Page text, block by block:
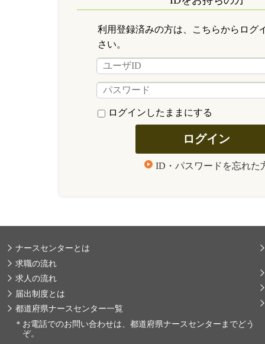
利用登録済みの方は、こちらからログ
さい。
ログインしたままにする
ID・パスワードを忘れた
ナースセンターとは
求職の流れ
求人の流れ
届出制度とは
都道府県ナースセンター一覧
＊ お電話でのお問い合わせは、都道府県ナースセンターまでどう
ぞ。